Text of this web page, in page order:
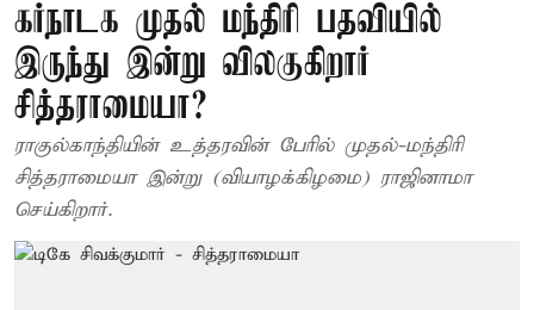
கர்நாடக முதல் மந்திரி பதவியில்
இருந்து இன்று விலகுகிறார்
சித்தராமையா?
ராகுல்காந்தியின் உத்தரவின் பேரில் முதல்-மந்திரி
சித்தராமையா இன்று (வியாழக்கிழமை) ராஜினாமா
செய்கிறார்.